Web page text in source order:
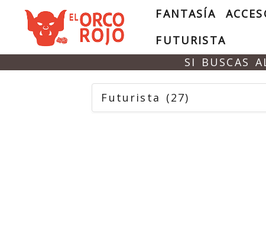
FANTASÍA
FUTURISTA
SI BUSCAS
Futurista (27)